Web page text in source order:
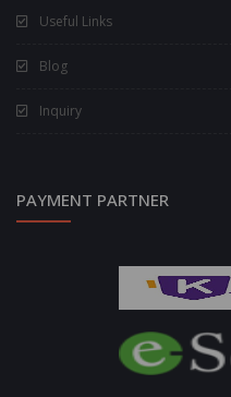
Useful Links
Blog
Inquiry
PAYMENT PARTNER